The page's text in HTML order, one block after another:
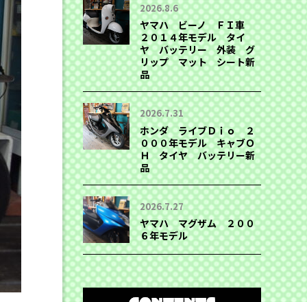
2026.8.6
ヤマハ ビーノ ＦＩ車
２０１４年モデル タイ
ヤ バッテリー 外装 グ
リップ マット シート新
品
2026.7.31
ホンダ ライブＤｉｏ ２
０００年モデル キャブＯ
Ｈ タイヤ バッテリー新
品
2026.7.27
ヤマハ マグザム ２００
６年モデル